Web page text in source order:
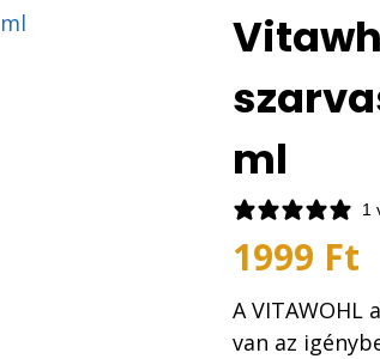
ml
1
1999 Ft
A
van az